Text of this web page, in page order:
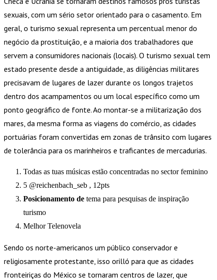
sexuais, com um sério setor orientado para o casamento. Em
geral, o turismo sexual representa um percentual menor do
negócio da prostituição, e a maioria dos trabalhadores que
servem a consumidores nacionais (locais). O turismo sexual tem
estado presente desde a antiguidade, as diligências militares
precisavam de lugares de lazer durante os longos trajetos
dentro dos acampamentos ou um local específico como um
ponto geográfico de fonte. Ao montar-se a militarização dos
mares, da mesma forma as viagens do comércio, as cidades
portuárias foram convertidas em zonas de trânsito com lugares
de tolerância para os marinheiros e traficantes de mercadurias.
Todas as tuas músicas estão concentradas no sector feminino
5 @reichenbach_seb , 12pts
Posicionamento de tema para pesquisas de inspiração
turismo
Melhor Telenovela
Sendo os norte-americanos um público conservador e
religiosamente protestante, isso orilló para que as cidades
fronteiriças do México se tornaram centros de lazer, que